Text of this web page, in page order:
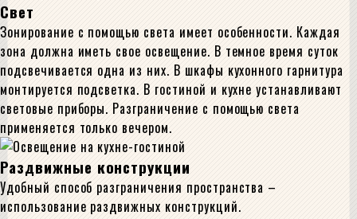
Свет
Зонирование с помощью света имеет особенности. Каждая
зона должна иметь свое освещение. В темное время суток
подсвечивается одна из них. В шкафы кухонного гарнитура
монтируется подсветка. В гостиной и кухне устанавливают
световые приборы. Разграничение с помощью света
применяется только вечером.
Раздвижные конструкции
Удобный способ разграничения пространства –
использование раздвижных конструкций.